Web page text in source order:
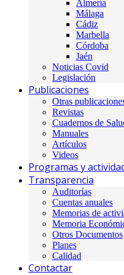
Almería
Málaga
Cádiz
Marbella
Córdoba
Jaén
Noticias Covid
Legislación
Publicaciones
Otras
Revistas
Cuadernos de
Manuales
Artículos
Videos
Programas y
Transparencia
Auditorías
Cuentas anuales
Memorias de
Memoria
Otros Documentos
Planes
Calidad
Contactar